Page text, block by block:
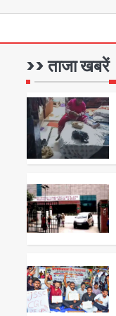
>> ताजा खबरें
1
2
3
4